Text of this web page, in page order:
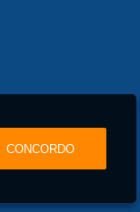
CONCORDO